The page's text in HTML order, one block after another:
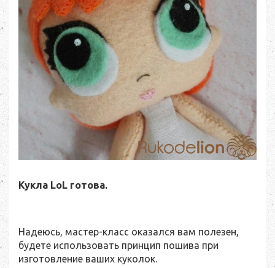
Кукла LoL готова.
Надеюсь, мастер-класс оказался вам полезен,
будете использовать принцип пошива при
изготовление ваших куколок.